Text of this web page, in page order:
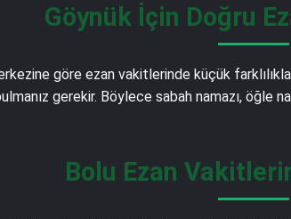
Göynük İçin Doğru
göre ezan vakitlerinde küçük
gerekir. Böylece sabah namazı, öğle
Bolu Ezan